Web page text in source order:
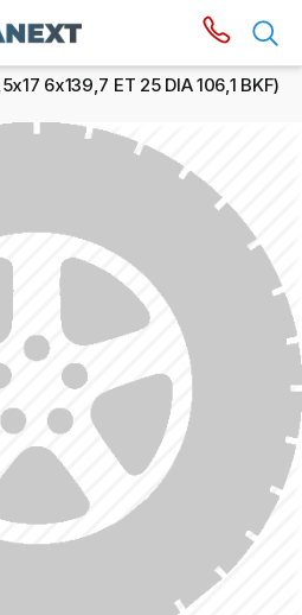
6x139,7 ET 25 DIA 106,1 BKF)